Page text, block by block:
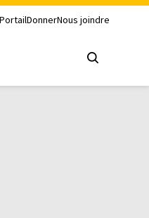
DonnerNous joindre